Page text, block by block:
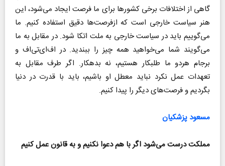
گاهی از اختلافات برخی کشورها برای ما فرصت ایجاد می‌شود، این
هنر سیاست خارجی است که ازفرصت‌ها دقیق استفاده کنیم. ما
می‌گوییم باید در سیاست خارجی به ملت اتکا شود. در مقابل به ما
می‌گویند شما می‌خواهید همه چیز را ببندید. در اف‌ای‌تی‌اف و
برجام هردو ما طلبکار هستیم، نه بدهکار. اگر طرف مقابل به
تعهدات عمل نکرد نباید معطل او باشیم، باید با قدرت در دنیا
بگردیم و فرصت‌های دیگر را پیدا کنیم.
مسعود پزشکیان
مملکت درست می‌شود اگر با هم دعوا نکنیم و به قانون عمل کنیم